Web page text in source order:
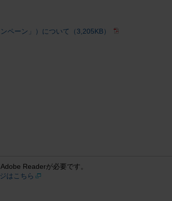
ペーン」）について（3,205KB）
Readerが必要です。
はこちら